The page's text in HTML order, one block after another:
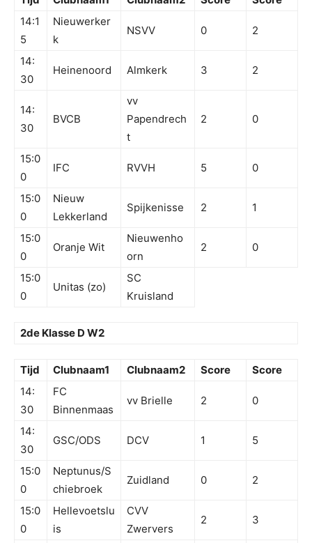
14:1
5
Nieuwerker
k
NSVV 0 2
14:
30
Heinenoord Almkerk 3 2
14:
30
BVCB
vv
Papendrech
t
2 0
15:0
0
IFC RVVH 5 0
15:0
0
Nieuw
Lekkerland
Spijkenisse 2 1
15:0
0
Oranje Wit
Nieuwenho
orn
2 0
15:0
0
Unitas (zo)
SC
Kruisland
2de Klasse D W2
Tijd Clubnaam1 Clubnaam2 Score
Score
14:
30
FC
Binnenmaas
vv Brielle 2 0
14:
30
GSC/ODS DCV 1 5
15:0
0
Neptunus/S
chiebroek
Zuidland 0 2
15:0
0
Hellevoetslu
is
CVV
Zwervers
2 3